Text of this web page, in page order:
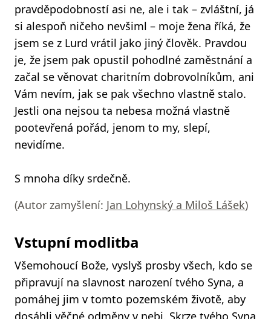
pravděpodobností asi ne, ale i tak – zvláštní, já
si alespoň ničeho nevšiml – moje žena říká, že
jsem se z Lurd vrátil jako jiný člověk. Pravdou
je, že jsem pak opustil pohodlné zaměstnání a
začal se věnovat charitním dobrovolníkům, ani
Vám nevím, jak se pak všechno vlastně stalo.
Jestli ona nejsou ta nebesa možná vlastně
pootevřená pořád, jenom to my, slepí,
nevidíme.
S mnoha díky srdečně.
(Autor zamyšlení: Jan Lohynský a Miloš Lášek)
Vstupní modlitba
Všemohoucí Bože, vyslyš prosby všech, kdo se
připravují na slavnost narození tvého Syna, a
pomáhej jim v tomto pozemském životě, aby
dosáhli věčné odměny v nebi. Skrze tvého Syna